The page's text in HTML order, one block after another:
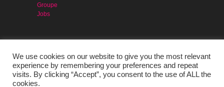
Groupe
Jobs
MAGAZINE & SERVICES
Agencia Publicidad
Version PDF – Gratis
Portugal
We use cookies on our website to give you the most relevant
experience by remembering your preferences and repeat
visits. By clicking “Accept”, you consent to the use of ALL the
cookies.